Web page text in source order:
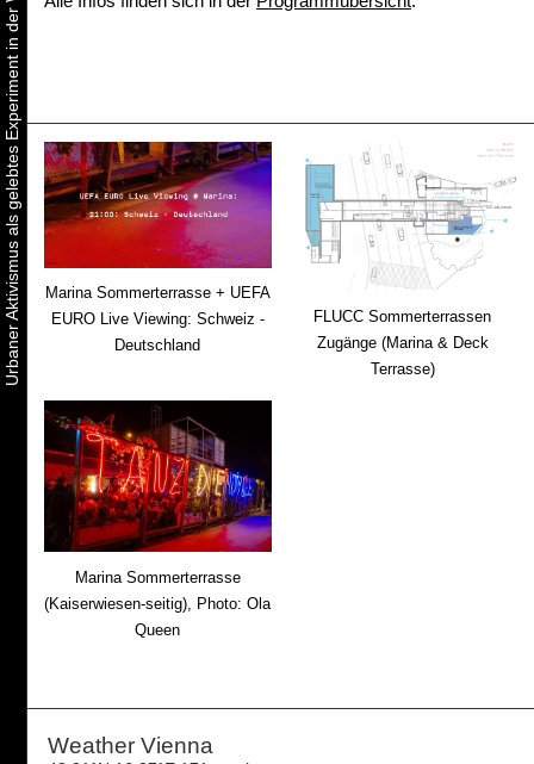
Marina Sommerterrasse + UEFA
EURO Live Viewing: Schweiz -
Deutschland
FLUCC Sommerterrassen
Zugänge (Marina & Deck
Terrasse)
Marina Sommerterrasse
(Kaiserwiesen-seitig), Photo: Ola
Queen